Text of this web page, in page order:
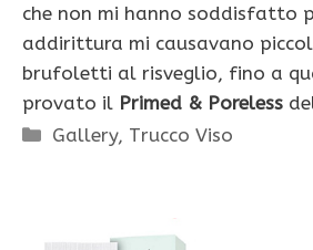
che non mi hanno soddisfatto
addirittura mi causavano
brufoletti al risveglio, fino a
provato il Primed & Poreless
Categorie
Gallery, Trucco Viso